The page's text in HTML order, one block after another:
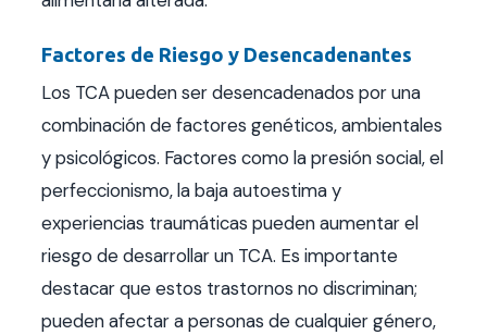
Factores de Riesgo y Desencadenantes
Los TCA pueden ser desencadenados por una
combinación de factores genéticos, ambientales
y psicológicos. Factores como la presión social, el
perfeccionismo, la baja autoestima y
experiencias traumáticas pueden aumentar el
riesgo de desarrollar un TCA. Es importante
destacar que estos trastornos no discriminan;
pueden afectar a personas de cualquier género,